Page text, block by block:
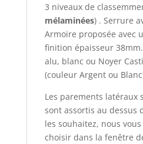
3 niveaux de
mélaminées) . Serrure
Armoire proposée avec
finition épaisseur
alu, blanc ou Noyer
(couleur Argent ou
Les parements latéraux
sont assortis au dessus
les souhaitez, nous
choisir dans la fenêtre